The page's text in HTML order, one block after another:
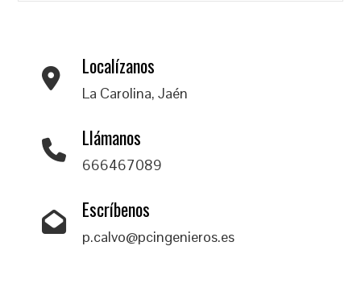
Localízanos
La Carolina, Jaén
Llámanos
666467089
Escríbenos
p.calvo@pcingenieros.es